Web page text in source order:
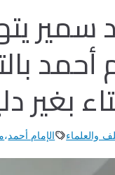
أحمد
بغير
والعلماء الإمام أحمد،